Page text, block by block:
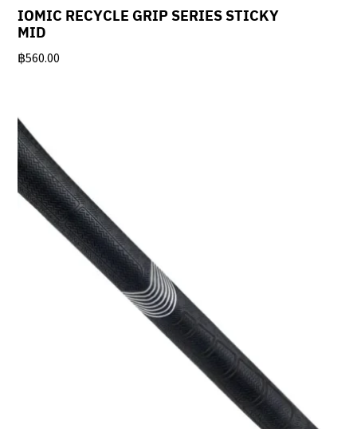
IOMIC RECYCLE GRIP SERIES STICKY
MID
฿560.00